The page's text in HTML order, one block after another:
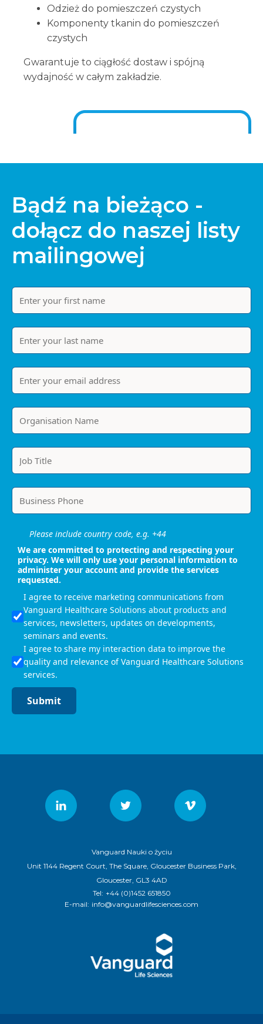
Odzież do pomieszczeń czystych
Komponenty tkanin do pomieszczeń
czystych
Gwarantuje to ciągłość dostaw i spójną
wydajność w całym zakładzie.
Bądź na bieżąco -
dołącz do naszej listy
mailingowej
Please include country code, e.g. +44
We are committed to protecting and respecting your
privacy. We will only use your personal information to
administer your account and provide the services
requested.
I agree to receive marketing communications from
Vanguard Healthcare Solutions about products and
services, newsletters, updates on developments,
seminars and events.
I agree to share my interaction data to improve the
quality and relevance of Vanguard Healthcare Solutions
services.
Submit
Vanguard Nauki o życiu
Unit 1144 Regent Court, The Square, Gloucester Business Park,
Gloucester, GL3 4AD
Tel: +44 (0)1452 651850
E-mail: info@vanguardlifesciences.com